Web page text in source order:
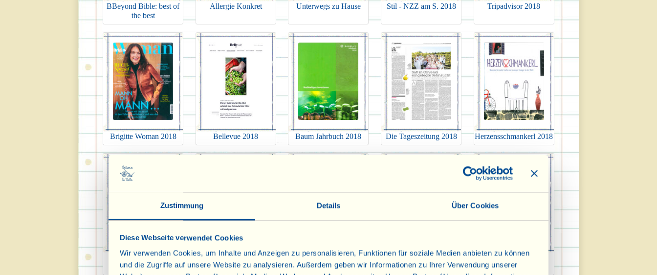
Zustimmung Details Über Cookies
Diese Webseite verwendet Cookies
Wir verwenden Cookies, um Inhalte und Anzeigen zu personalisieren, Funktionen für soziale Medien anbieten zu können
und die Zugriffe auf unsere Website zu analysieren. Außerdem geben wir Informationen zu Ihrer Verwendung unserer
BBeyond Bible: best of
the best
Allergie Konkret Unterwegs zu Hause Stil - NZZ am S. 2018 Tripadvisor 2018
Brigitte Woman 2018 Bellevue 2018 Baum Jahrbuch 2018 Die Tageszeitung 2018 Herzensschmankerl 2018
Die Wirtschaft 2018 Baum 2018 Zeitpunkt 2018
Meiningers Weinwelt
2018
Luxemburger-Wort